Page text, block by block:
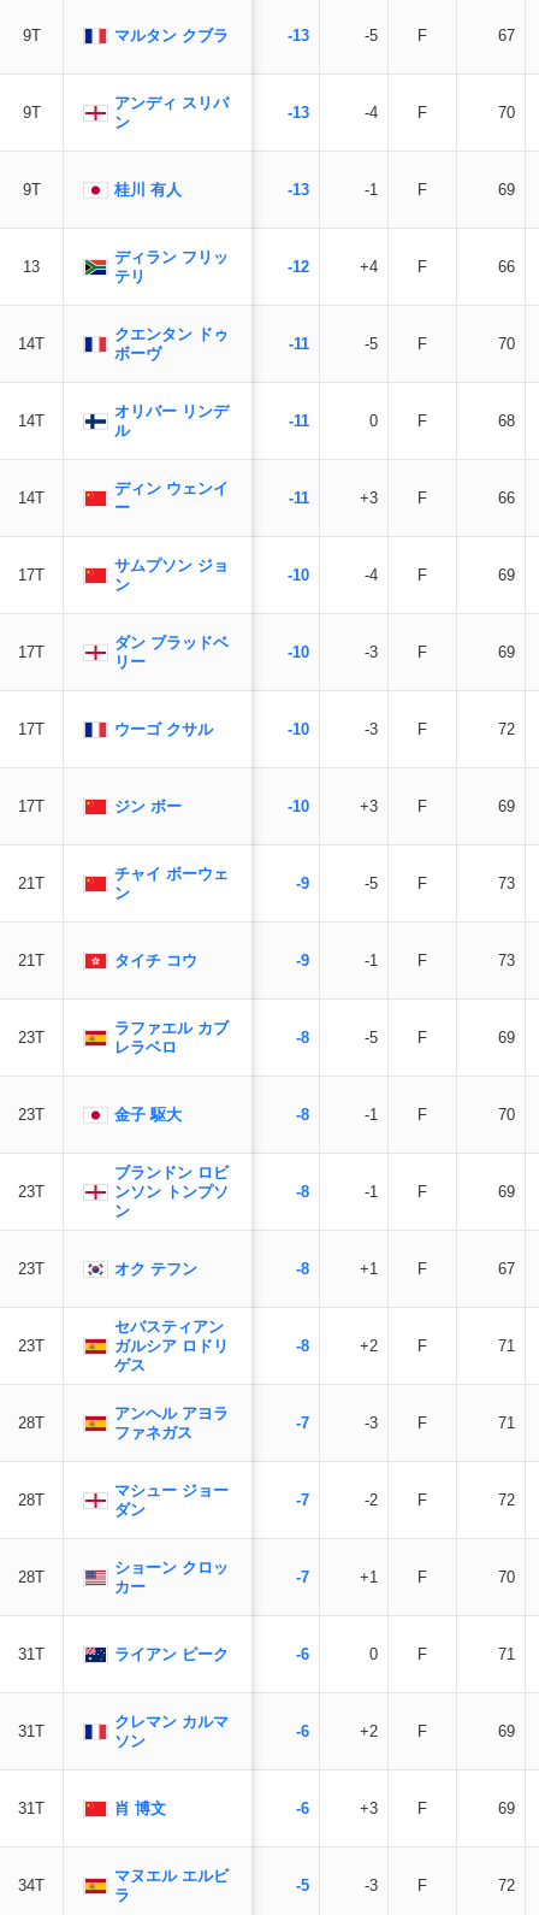
9T マルタン クブラ
9T
アンディ スリバ
ン
9T 桂川 有人
13
ディラン フリッ
テリ
14T
クエンタン ドゥ
ボーヴ
14T
オリバー リンデ
ル
14T
ディン ウェンイ
ー
17T
サムプソン ジョ
ン
17T
ダン ブラッドベ
リー
17T ウーゴ クサル
17T ジン ボー
21T
チャイ ボーウェ
ン
21T タイチ コウ
23T
ラファエル カブ
レラベロ
23T 金子 駆大
23T
ブランドン ロビ
ンソン トンプソ
ン
23T オク テフン
23T
セバスティアン
ガルシア ロドリ
ゲス
28T
アンヘル アヨラ
ファネガス
28T
マシュー ジョー
ダン
28T
ショーン クロッ
カー
31T ライアン ピーク
31T
クレマン カルマ
ソン
31T 肖 博文
34T
マヌエル エルビ
ラ
-13 -5 F 67
-13 -4 F 70
-13 -1 F 69
-12 +4 F 66
-11 -5 F 70
-11 0 F 68
-11 +3 F 66
-10 -4 F 69
-10 -3 F 69
-10 -3 F 72
-10 +3 F 69
-9 -5 F 73
-9 -1 F 73
-8 -5 F 69
-8 -1 F 70
-8 -1 F 69
-8 +1 F 67
-8 +2 F 71
-7 -3 F 71
-7 -2 F 72
-7 +1 F 70
-6 0 F 71
-6 +2 F 69
-6 +3 F 69
-5 -3 F 72